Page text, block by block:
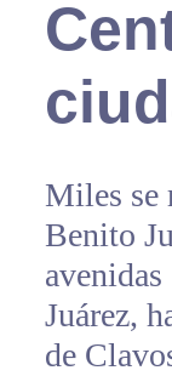
Miles se
Benito
Juárez,
de